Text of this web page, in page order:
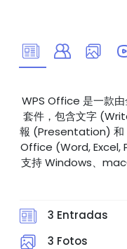
WPS Office 是一款
套件，包含文字
報 (Presentation) 和
Office (Word, Excel,
支持 Windows、
台使用，功能全面且
戶替代
website:
Hastage: @wps，
載 ,
3 Entradas
3 Fotos